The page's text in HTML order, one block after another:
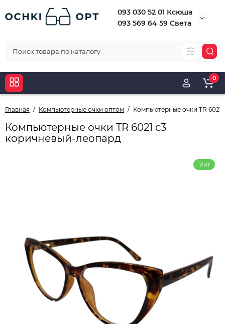
093 030 52 01 Ксюша
093 569 64 59 Света
0
Главная Компьютерные очки оптом Компьютерные очки TR
Компьютерные очки TR 6021 с3
коричневый-леопард
Хит